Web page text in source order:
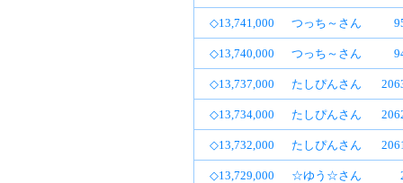
◇13,741,000 つっち～さん
◇13,740,000 つっち～さん
◇13,737,000 たしぴんさん
◇13,734,000 たしぴんさん
◇13,732,000 たしぴんさん
◇13,729,000 ☆ゆう☆さん